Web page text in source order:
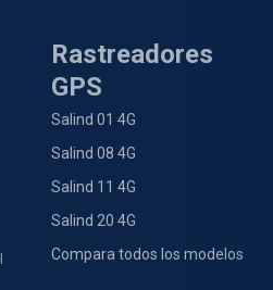
Rastreadores
GPS
Salind 01 4G
Salind 08 4G
Salind 11 4G
Salind 20 4G
Compara todos los modelos